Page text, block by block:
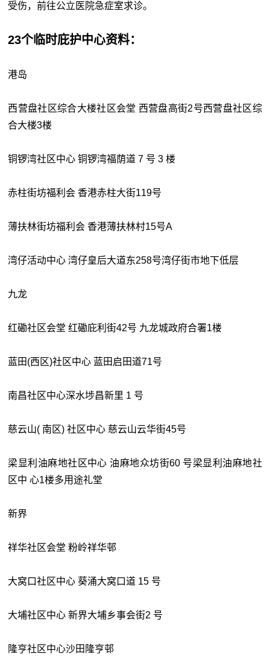
受伤，前往公立医院急症室求诊。
23个临时庇护中心资料：
港岛
西营盘社区综合大楼社区会堂 西营盘高街2号西营盘社区综
合大楼3楼
铜锣湾社区中心 铜锣湾福荫道 7 号 3 楼
赤柱街坊福利会 香港赤柱大街119号
薄扶林街坊福利会 香港薄扶林村15号A
湾仔活动中心 湾仔皇后大道东258号湾仔街市地下低层
九龙
红磡社区会堂 红磡庇利街42号 九龙城政府合署1楼
蓝田(西区)社区中心 蓝田启田道71号
南昌社区中心深水埗昌新里 1 号
慈云山( 南区) 社区中心 慈云山云华街45号
梁显利油麻地社区中心 油麻地众坊街60 号梁显利油麻地社
区中 心1楼多用途礼堂
新界
祥华社区会堂 粉岭祥华邨
大窝口社区中心 葵涌大窝口道 15 号
大埔社区中心 新界大埔乡事会街2 号
隆亨社区中心沙田隆亨邨